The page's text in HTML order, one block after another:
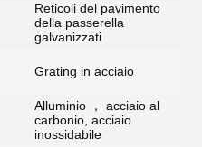
Reticoli del pavimento
della passerella
galvanizzati
Grating in acciaio
Alluminio ， acciaio al
carbonio, acciaio
inossidabile